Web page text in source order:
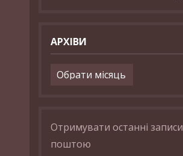
АРХІВИ
Архіви
Отримувати останні записи
поштою